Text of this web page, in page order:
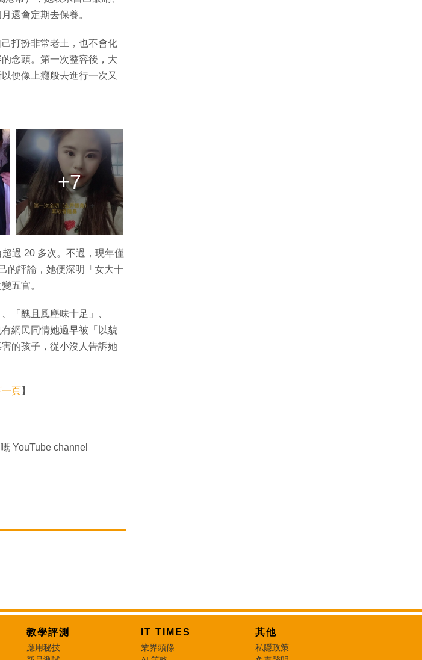
還會定期去保養。
打扮非常老土，也不會化
念頭。第一次整容後，大
便像上癮般去進行一次又
+7
過 20 多次。不過，現年僅
的評論，她便深明「女大十
五官。
「醜且風塵味十足」、
網民同情她過早被「以貌
的孩子，從小沒人告訴她
一頁】
YouTube channel
教學評測
應用秘技
IT TIMES
業界頭條
其他
私隱政策